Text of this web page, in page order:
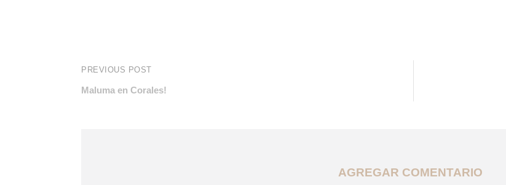
PREVIOUS POST
Maluma en Corales!
AGREGAR COMENTARIO